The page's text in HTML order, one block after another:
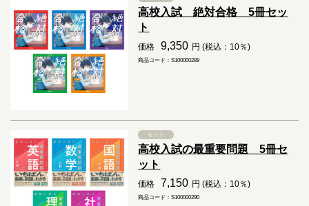
高校入試 絶対合格 5冊セッ
ト
価格 9,350 円 (税込：10％)
商品コード：S100000289
セット
高校入試の最重要問題 5冊セ
ット
価格 7,150 円 (税込：10％)
商品コード：S100000290